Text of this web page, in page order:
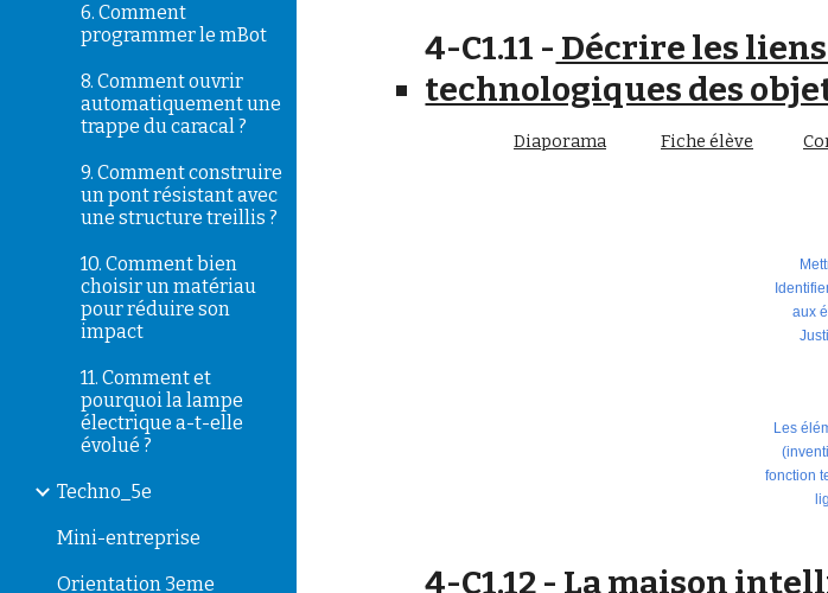
6. Comment
programmer le mBot
8. Comment ouvrir
automatiquement une
trappe du caracal ?
9. Comment construire
un pont résistant avec
une structure treillis ?
10. Comment bien
choisir un matériau
pour réduire son
impact
11. Comment et
pourquoi la lampe
électrique a-t-elle
évolué ?
Techno_5e
Mini-entreprise
Orientation 3eme
4-C1.11 - Décrire les
technologiques des
Diaporama Fiche élève
aux
Les
fonction
4-C1.12 - La maison